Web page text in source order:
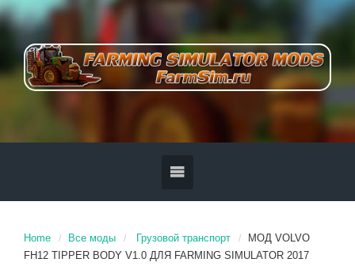
Home Все моды Грузовой транспорт
МОД VOLVO
FH12 TIPPER BODY V1.0 ДЛЯ FARMING SIMULATOR 2017